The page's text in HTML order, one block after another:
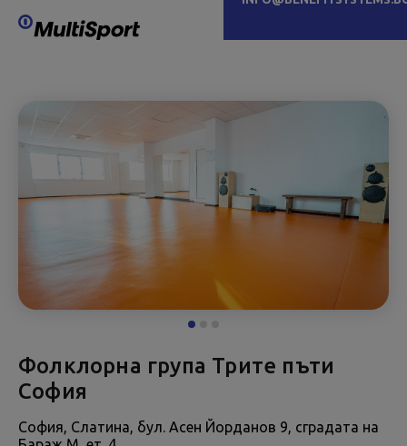
Фолклорна група Трите пъти
София
София, Слатина, бул. Асен Йорданов 9, сградата на